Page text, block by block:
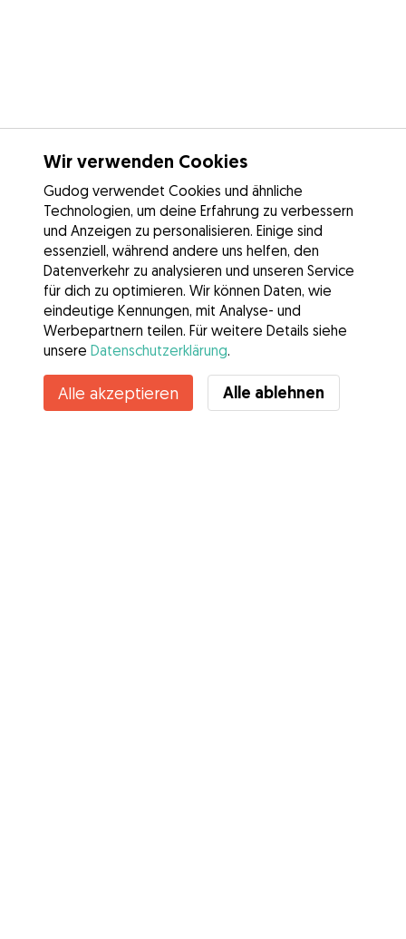
Wir verwenden Cookies
Gudog verwendet Cookies und ähnliche
Technologien, um deine Erfahrung zu verbessern
und Anzeigen zu personalisieren. Einige sind
essenziell, während andere uns helfen, den
Datenverkehr zu analysieren und unseren Service
für dich zu optimieren. Wir können Daten, wie
eindeutige Kennungen, mit Analyse- und
Werbepartnern teilen. Für weitere Details siehe
unsere Datenschutzerklärung.
Alle akzeptieren Alle ablehnen